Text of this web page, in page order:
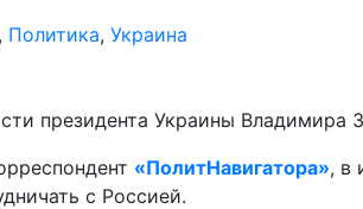
, Политика, Украина
президента Украины Владимира
«ПолитНавигатора», в
с Россией.